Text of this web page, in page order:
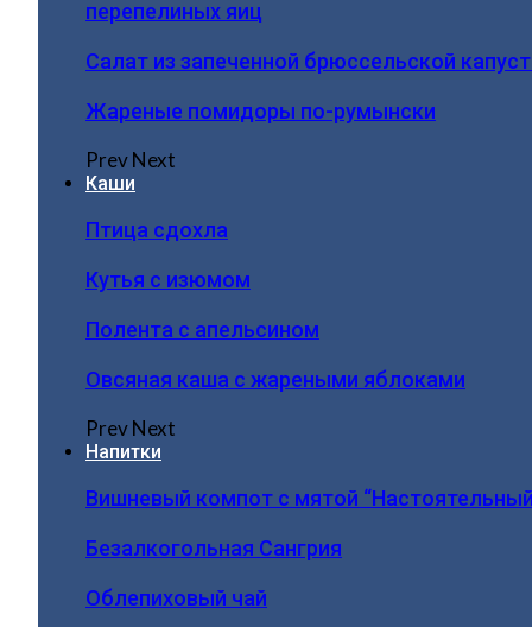
перепелиных яиц
Салат из запеченной брюссельской
Жареные помидоры по-румынски
PrevNext
Каши
Птица сдохла
Кутья с изюмом
Полента с апельсином
Овсяная каша с жареными яблоками
PrevNext
Напитки
Вишневый компот с мятой
Безалкогольная Сангрия
Облепиховый чай